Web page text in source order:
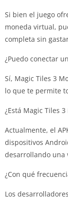
Si bien el juego
moneda virtual,
completa sin
¿Puedo conectar
Sí, Magic Tiles 3
lo que te permite
¿Está Magic Tiles
Actualmente, el
dispositivos
desarrollando una
¿Con qué
Los